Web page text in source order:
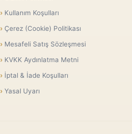
Kullanım Koşulları
Çerez (Cookie) Politikası
Mesafeli Satış Sözleşmesi
KVKK Aydınlatma Metni
İptal & İade Koşulları
Yasal Uyarı